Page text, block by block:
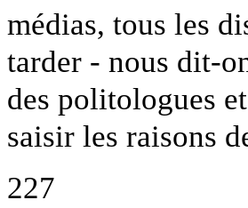
médias, tous les
tarder - nous dit-
des politologues
saisir les raisons
227